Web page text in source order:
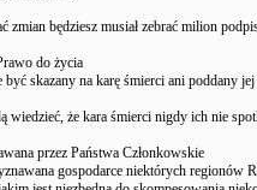
zmian będziesz musiał zebrać milion
do życia
być skazany na karę śmierci ani poddany
wiedzieć, że kara śmierci nigdy ich nie
przez Państwa Członkowskie
gospodarce niektórych regionów